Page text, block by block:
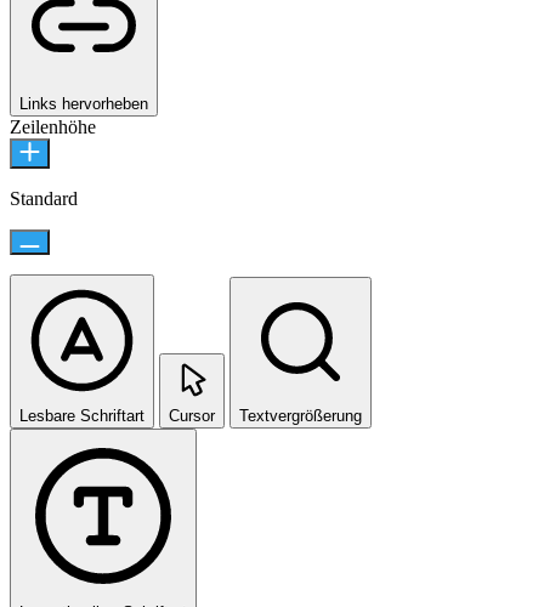
Links hervorheben
Zeilenhöhe
Standard
Lesbare Schriftart Cursor Textvergrößerung